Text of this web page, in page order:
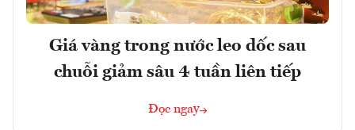
Giá vàng trong nước leo dốc sau
chuỗi giảm sâu 4 tuần liên tiếp
Đọc ngay